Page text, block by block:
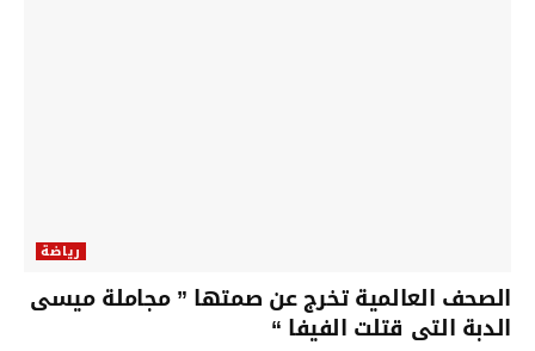
رياضة
الصحف العالمية تخرج عن صمتها ” مجاملة ميسى
الدبة التى قتلت الفيفا “